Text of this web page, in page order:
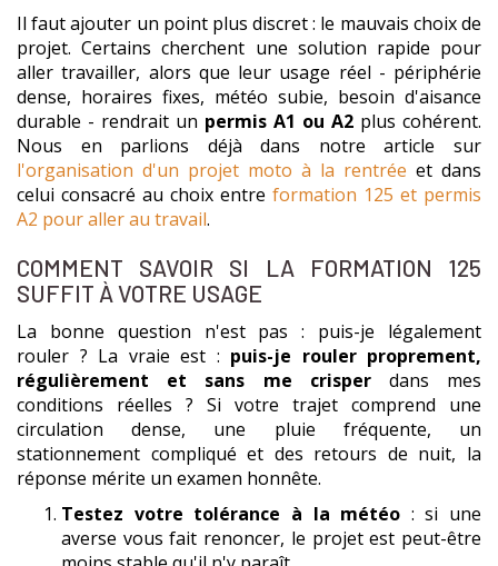
Il faut ajouter un point plus discret : le mauvais choix de
projet. Certains cherchent une solution rapide pour
aller travailler, alors que leur usage réel - périphérie
dense, horaires fixes, météo subie, besoin d'aisance
durable - rendrait un permis A1 ou A2 plus cohérent.
Nous en parlions déjà dans notre article sur
l'organisation d'un projet moto à la rentrée et dans
celui consacré au choix entre formation 125 et permis
A2 pour aller au travail.
COMMENT SAVOIR SI LA FORMATION 125
SUFFIT À VOTRE USAGE
La bonne question n'est pas : puis-je légalement
rouler ? La vraie est : puis-je rouler proprement,
régulièrement et sans me crisperdans mes
conditions réelles ? Si votre trajet comprend une
circulation dense, une pluie fréquente, un
stationnement compliqué et des retours de nuit, la
réponse mérite un examen honnête.
Testez votre tolérance à la météo : si une
averse vous fait renoncer, le projet est peut-être